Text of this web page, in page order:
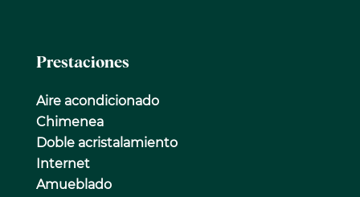
Prestaciones
Aire acondicionado
Chimenea
Doble acristalamiento
Internet
Amueblado